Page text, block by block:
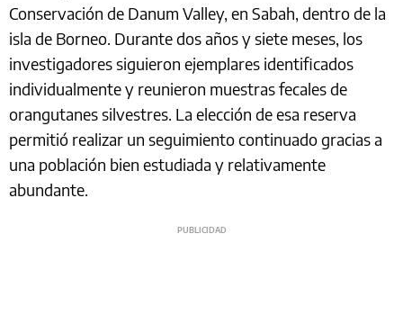
Conservación de Danum Valley, en Sabah, dentro de la
isla de Borneo. Durante dos años y siete meses, los
investigadores siguieron ejemplares identificados
individualmente y reunieron muestras fecales de
orangutanes silvestres. La elección de esa reserva
permitió realizar un seguimiento continuado gracias a
una población bien estudiada y relativamente
abundante.